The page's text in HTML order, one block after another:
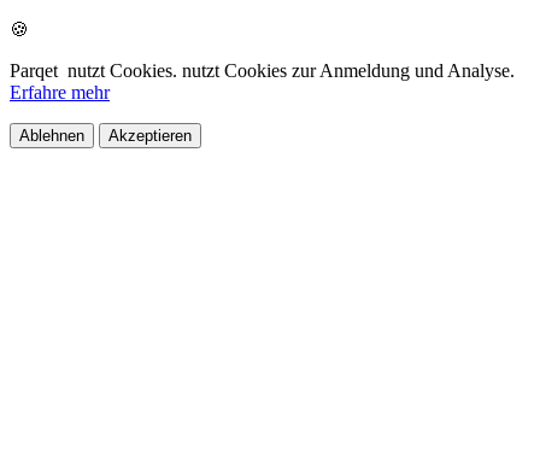
🍪
Parqet nutzt Cookies. nutzt Cookies zur Anmeldung und Analyse.
Erfahre mehr
Ablehnen Akzeptieren